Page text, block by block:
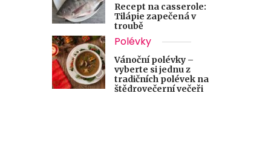
Recept na casserole:
Tilápie zapečená v
troubě
Polévky
Vánoční polévky –
vyberte si jednu z
tradičních polévek na
štědrovečerní večeři